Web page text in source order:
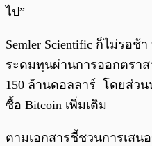
ไป”
Semler Scientific ก็ไม่รอ
ระดมทุนผ่านการออกตราส
150 ล้านดอลลาร์ โดยส่วน
ซื้อ Bitcoin เพิ่มเติม
ตามเอกสารชี้ชวนการเสน